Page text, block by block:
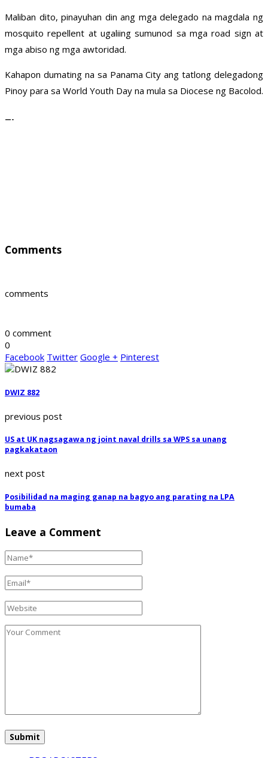
Maliban dito, pinayuhan din ang mga delegado na magdala ng
mosquito repellent at ugaliing sumunod sa mga road sign at
mga abiso ng mga awtoridad.
Kahapon dumating na sa Panama City ang tatlong delegadong
Pinoy para sa World Youth Day na mula sa Diocese ng Bacolod.
—-
Comments
comments
0 comment
0
Facebook Twitter Google + Pinterest
DWIZ 882
previous post
US at UK nagsagawa ng joint naval drills sa WPS sa unang
pagkakataon
next post
Posibilidad na maging ganap na bagyo ang parating na LPA
bumaba
Leave a Comment